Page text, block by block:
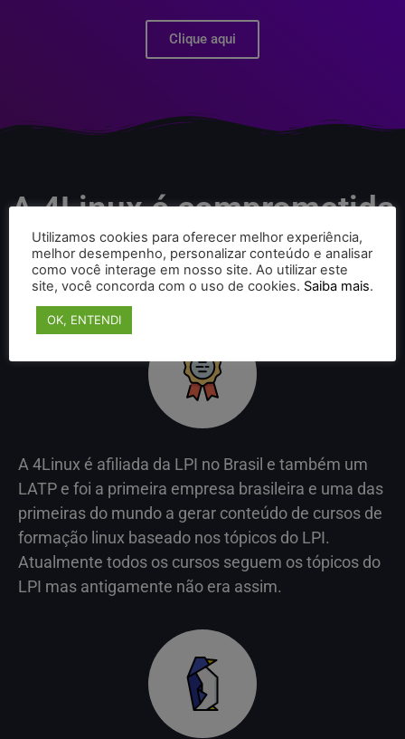
Clique aqui
A 4Linux é comprometida
com o Linux e com a LPI.
A 4Linux é afiliada da LPI no Brasil e também um
LATP e foi a primeira empresa brasileira e uma das
primeiras do mundo a gerar conteúdo de cursos de
formação linux baseado nos tópicos do LPI.
Atualmente todos os cursos seguem os tópicos do
LPI mas antigamente não era assim.
Utilizamos cookies para oferecer melhor experiência,
melhor desempenho, personalizar conteúdo e analisar
como você interage em nosso site. Ao utilizar este
site, você concorda com o uso de cookies. Saiba mais.
OK, ENTENDI